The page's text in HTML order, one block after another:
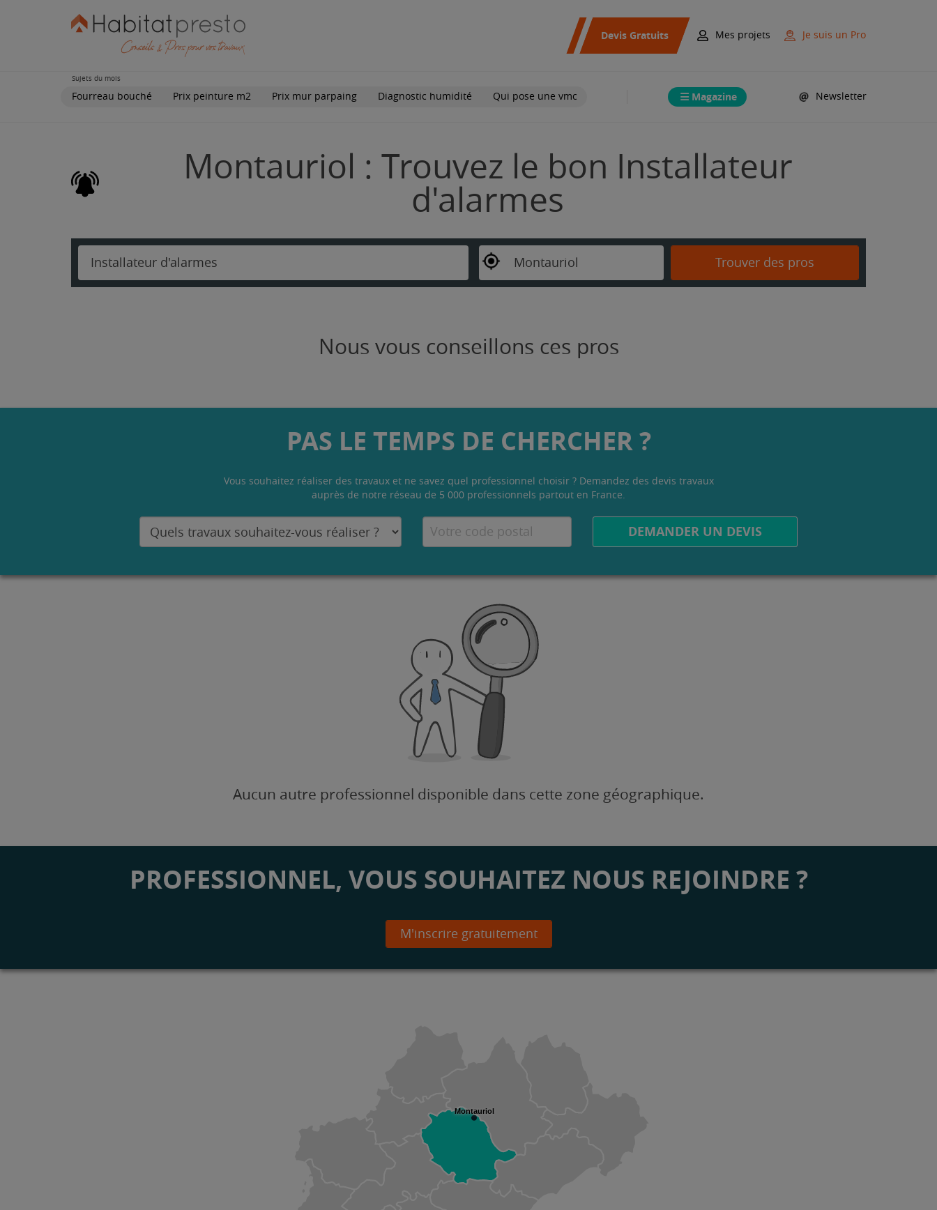
Devis Gratuits Mes projets Je suis un Pro
Sujets du mois
Fourreau bouché Prix peinture m2 Prix mur parpaing Diagnostic humidité Qui pose une vmc Magazine Newsletter
Montauriol : Trouvez le bon Installateur
d'alarmes
Installateur d'alarmes Montauriol Trouver des pros
Nous vous conseillons ces pros
PAS LE TEMPS DE CHERCHER ?
Vous souhaitez réaliser des travaux et ne savez quel professionnel choisir ? Demandez des devis travaux
auprès de notre réseau de 5 000 professionnels partout en France.
DEMANDER UN DEVIS
Aucun autre professionnel disponible dans cette zone géographique.
PROFESSIONNEL, VOUS SOUHAITEZ NOUS REJOINDRE ?
M'inscrire gratuitement
Montauriol